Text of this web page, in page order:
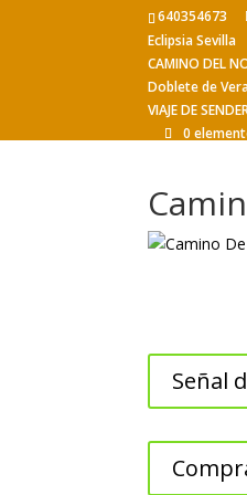
640354673
Eclipsia Sevilla
CAMINO DEL
Doblete de
VIAJE DE
0
Señal